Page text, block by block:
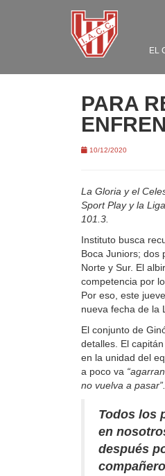
EL
PARA
10/12/2020
La Gloria y el
Sport Play y la
101.3.
Instituto busca
Boca Juniors; dos
Norte y Sur. El
competencia por
Por eso, este
nueva fecha de la
El conjunto de
detalles. El
en la unidad del
a poco va
no vuelva a pasar”.
Todos los
en
después